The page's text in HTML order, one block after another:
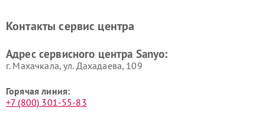
Контакты сервис центра
Адрес сервисного центра Sanyo:
г. Махачкала, ул. Дахадаева, 109
Горячая линия:
+7 (800) 301-55-83